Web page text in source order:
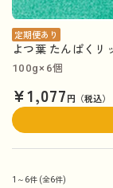
定期便あり
よつ葉 たんぱくリ
100g×6個
¥1,077円（税込）
1～6件 (全6件)